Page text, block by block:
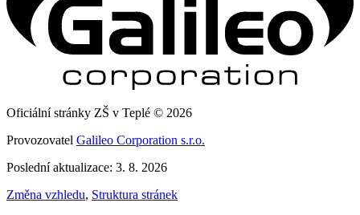
Oficiální stránky ZŠ v Teplé © 2026
Provozovatel Galileo Corporation s.r.o.
Poslední aktualizace: 3. 8. 2026
Změna vzhledu, Struktura stránek